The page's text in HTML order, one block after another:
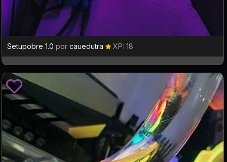
Setupobre 1.0 por cauedutra XP: 18